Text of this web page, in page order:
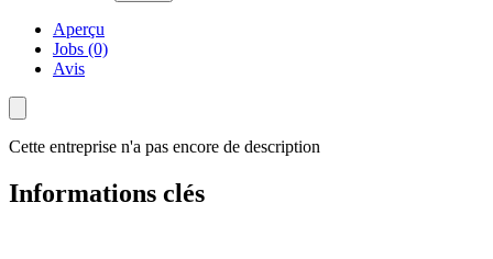
Aperçu
Jobs (0)
Avis
Cette entreprise n'a pas encore de description
Informations clés